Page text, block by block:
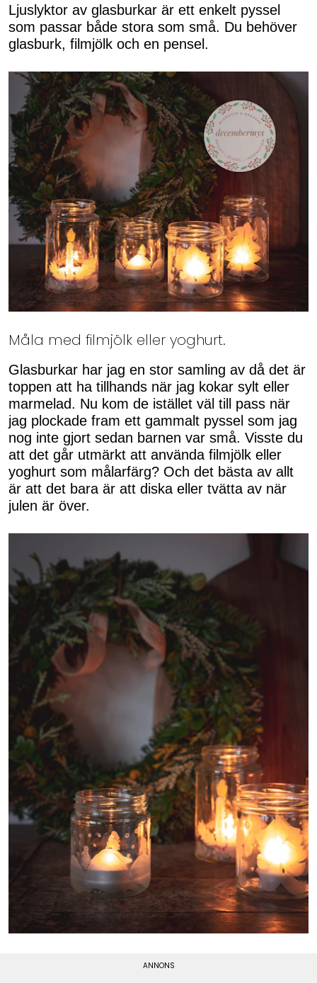
of
50
seconds
Ljuslyktor av glasburkar är ett enkelt pyssel
som passar både stora som små. Du behöver
glasburk, filmjölk och en pensel.
Måla med filmjölk eller yoghurt.
Glasburkar har jag en stor samling av då det är
toppen att ha tillhands när jag kokar sylt eller
marmelad. Nu kom de istället väl till pass när
jag plockade fram ett gammalt pyssel som jag
nog inte gjort sedan barnen var små. Visste du
att det går utmärkt att använda filmjölk eller
yoghurt som målarfärg? Och det bästa av allt
är att det bara är att diska eller tvätta av när
julen är över.